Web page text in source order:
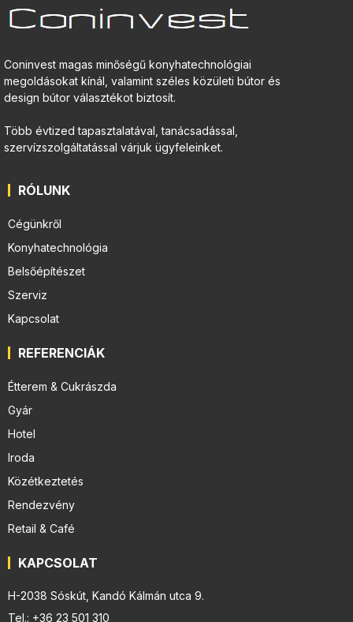
Coninvest magas minőségű konyhatechnológiai
megoldásokat kínál, valamint széles közületi bútor és
design bútor választékot biztosít.
Több évtized tapasztalatával, tanácsadással,
szervízszolgáltatással várjuk ügyfeleinket.
RÓLUNK
Cégünkről
Konyhatechnológia
Belsőépítészet
Szerviz
Kapcsolat
REFERENCIÁK
Étterem & Cukrászda
Gyár
Hotel
Iroda
Közétkeztetés
Rendezvény
Retail & Café
KAPCSOLAT
H-2038 Sóskút, Kandó Kálmán utca 9.
Tel.: +36 23 501 310